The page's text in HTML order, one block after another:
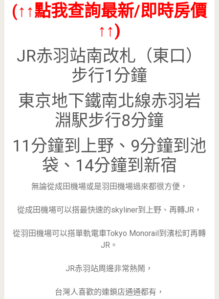
(↑↑點我查詢最新/即時房價
↑↑)
JR赤羽站南改札（東口）
步行1分鐘
東京地下鐵南北線赤羽岩
淵駅步行8分鐘
11分鐘到上野、9分鐘到池
袋、14分鐘到新宿
無論從成田機場或是羽田機場過來都很方便，
從成田機場可以搭最快速的skyliner到上野、再轉JR，
從羽田機場可以搭單軌電車Tokyo Monorail到濱松町再轉
JR。
JR赤羽站周邊非常熱鬧，
台灣人喜歡的連鎖店通通都有，